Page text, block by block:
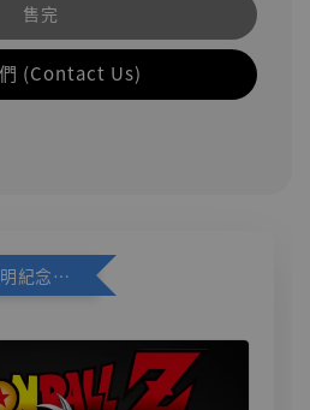
售完
(Contact Us)
加購優惠【悟空 鳥山明紀念款 [奇蹟工作室]】